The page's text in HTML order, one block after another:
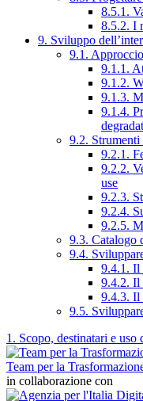
8.5.1.
8.5.2. I
9. Sviluppo
9.1.
9.1.1.
9.1.2.
9.1.3.
9.1.4.
9.2.
9.2.1.
9.2.2.
use
9.2.3.
9.2.4.
9.2.5.
9.3. Catalogo
9.4.
9.4.1. Il
9.4.2. Il
9.4.3. Il
9.5.
1. Scopo, destinatari e
Team per la
in collaborazione con